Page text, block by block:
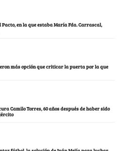
en la que estaba María Fda. Carrascal,
más opción que criticar la puerta por la que
Camilo Torres, 60 años después de haber sido